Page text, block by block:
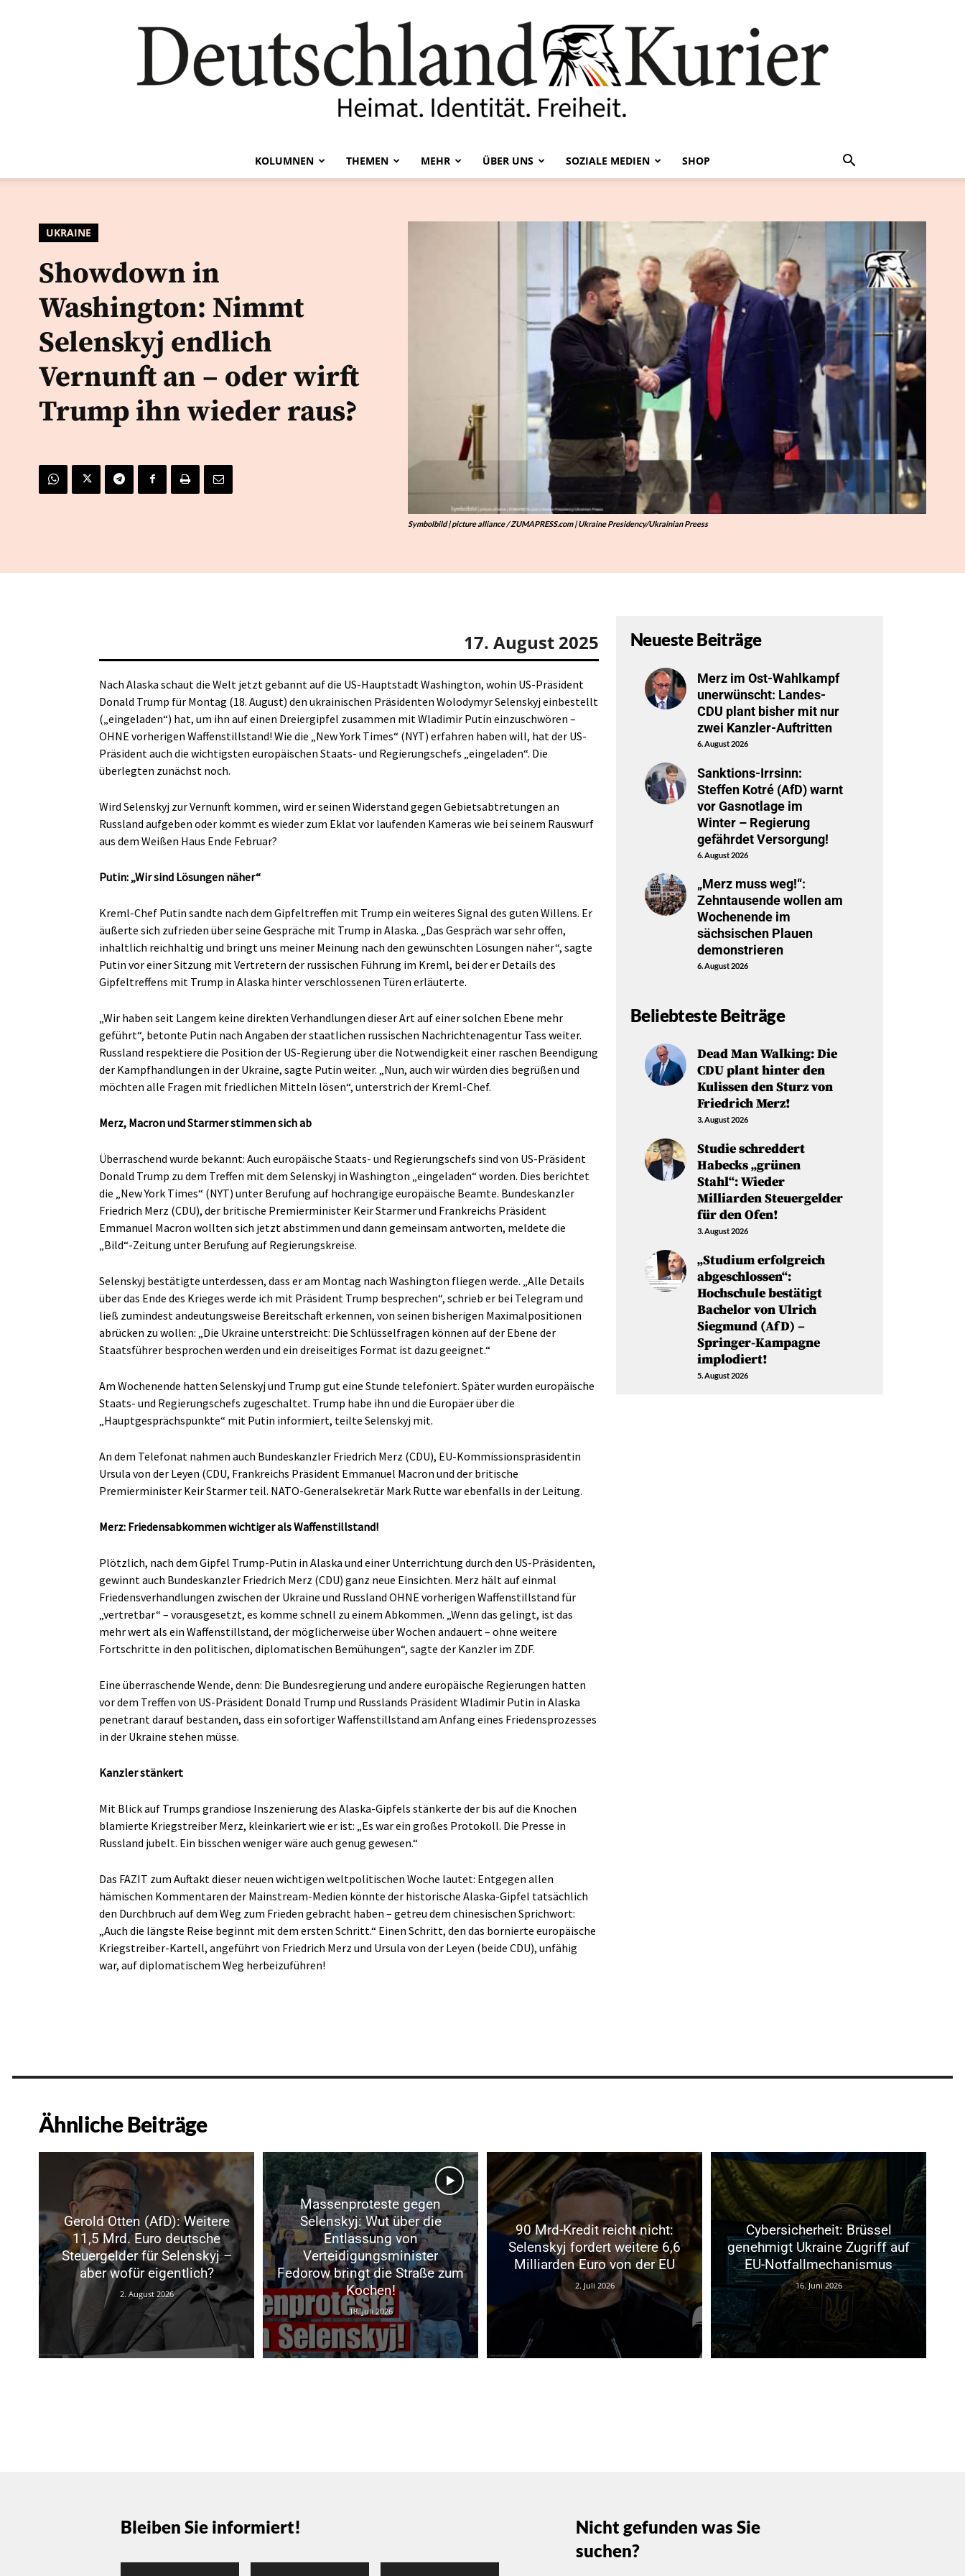
KOLUMNEN THEMEN MEHR ÜBER UNS SOZIALE MEDIEN SHOP
UKRAINE
Showdown in
Washington: Nimmt
Selenskyj endlich
Vernunft an – oder wirft
Trump ihn wieder raus?
Symbolbild | picture alliance / ZUMAPRESS.com | Ukraine Presidency/Ukrainian Preess
17. August 2025
Nach Alaska schaut die Welt jetzt gebannt auf die US-Hauptstadt Washington, wohin US-Präsident
Donald Trump für Montag (18. August) den ukrainischen Präsidenten Wolodymyr Selenskyj einbestellt
(„eingeladen“) hat, um ihn auf einen Dreiergipfel zusammen mit Wladimir Putin einzuschwören –
OHNE vorherigen Waffenstillstand! Wie die „New York Times“ (NYT) erfahren haben will, hat der US-
Präsident auch die wichtigsten europäischen Staats- und Regierungschefs „eingeladen“. Die
überlegten zunächst noch.
Wird Selenskyj zur Vernunft kommen, wird er seinen Widerstand gegen Gebietsabtretungen an
Russland aufgeben oder kommt es wieder zum Eklat vor laufenden Kameras wie bei seinem Rauswurf
aus dem Weißen Haus Ende Februar?
Putin: „Wir sind Lösungen näher“
Kreml-Chef Putin sandte nach dem Gipfeltreffen mit Trump ein weiteres Signal des guten Willens. Er
äußerte sich zufrieden über seine Gespräche mit Trump in Alaska. „Das Gespräch war sehr offen,
inhaltlich reichhaltig und bringt uns meiner Meinung nach den gewünschten Lösungen näher“, sagte
Putin vor einer Sitzung mit Vertretern der russischen Führung im Kreml, bei der er Details des
Gipfeltreffens mit Trump in Alaska hinter verschlossenen Türen erläuterte.
„Wir haben seit Langem keine direkten Verhandlungen dieser Art auf einer solchen Ebene mehr
geführt“, betonte Putin nach Angaben der staatlichen russischen Nachrichtenagentur Tass weiter.
Russland respektiere die Position der US-Regierung über die Notwendigkeit einer raschen Beendigung
der Kampfhandlungen in der Ukraine, sagte Putin weiter. „Nun, auch wir würden dies begrüßen und
möchten alle Fragen mit friedlichen Mitteln lösen“, unterstrich der Kreml-Chef.
Merz, Macron und Starmer stimmen sich ab
Überraschend wurde bekannt: Auch europäische Staats- und Regierungschefs sind von US-Präsident
Donald Trump zu dem Treffen mit dem Selenskyj in Washington „eingeladen“ worden. Dies berichtet
die „New York Times“ (NYT) unter Berufung auf hochrangige europäische Beamte. Bundeskanzler
Friedrich Merz (CDU), der britische Premierminister Keir Starmer und Frankreichs Präsident
Emmanuel Macron wollten sich jetzt abstimmen und dann gemeinsam antworten, meldete die
„Bild“-Zeitung unter Berufung auf Regierungskreise.
Selenskyj bestätigte unterdessen, dass er am Montag nach Washington fliegen werde. „Alle Details
über das Ende des Krieges werde ich mit Präsident Trump besprechen“, schrieb er bei Telegram und
ließ zumindest andeutungsweise Bereitschaft erkennen, von seinen bisherigen Maximalpositionen
abrücken zu wollen: „Die Ukraine unterstreicht: Die Schlüsselfragen können auf der Ebene der
Staatsführer besprochen werden und ein dreiseitiges Format ist dazu geeignet.“
Am Wochenende hatten Selenskyj und Trump gut eine Stunde telefoniert. Später wurden europäische
Staats- und Regierungschefs zugeschaltet. Trump habe ihn und die Europäer über die
„Hauptgesprächspunkte“ mit Putin informiert, teilte Selenskyj mit.
An dem Telefonat nahmen auch Bundeskanzler Friedrich Merz (CDU), EU-Kommissionspräsidentin
Ursula von der Leyen (CDU, Frankreichs Präsident Emmanuel Macron und der britische
Premierminister Keir Starmer teil. NATO-Generalsekretär Mark Rutte war ebenfalls in der Leitung.
Merz: Friedensabkommen wichtiger als Waffenstillstand!
Plötzlich, nach dem Gipfel Trump-Putin in Alaska und einer Unterrichtung durch den US-Präsidenten,
gewinnt auch Bundeskanzler Friedrich Merz (CDU) ganz neue Einsichten. Merz hält auf einmal
Friedensverhandlungen zwischen der Ukraine und Russland OHNE vorherigen Waffenstillstand für
„vertretbar“ – vorausgesetzt, es komme schnell zu einem Abkommen. „Wenn das gelingt, ist das
mehr wert als ein Waffenstillstand, der möglicherweise über Wochen andauert – ohne weitere
Fortschritte in den politischen, diplomatischen Bemühungen“, sagte der Kanzler im ZDF.
Eine überraschende Wende, denn: Die Bundesregierung und andere europäische Regierungen hatten
vor dem Treffen von US-Präsident Donald Trump und Russlands Präsident Wladimir Putin in Alaska
penetrant darauf bestanden, dass ein sofortiger Waffenstillstand am Anfang eines Friedensprozesses
in der Ukraine stehen müsse.
Kanzler stänkert
Mit Blick auf Trumps grandiose Inszenierung des Alaska-Gipfels stänkerte der bis auf die Knochen
blamierte Kriegstreiber Merz, kleinkariert wie er ist: „Es war ein großes Protokoll. Die Presse in
Russland jubelt. Ein bisschen weniger wäre auch genug gewesen.“
Das FAZIT zum Auftakt dieser neuen wichtigen weltpolitischen Woche lautet: Entgegen allen
hämischen Kommentaren der Mainstream-Medien könnte der historische Alaska-Gipfel tatsächlich
den Durchbruch auf dem Weg zum Frieden gebracht haben – getreu dem chinesischen Sprichwort:
„Auch die längste Reise beginnt mit dem ersten Schritt.“ Einen Schritt, den das bornierte europäische
Kriegstreiber-Kartell, angeführt von Friedrich Merz und Ursula von der Leyen (beide CDU), unfähig
war, auf diplomatischem Weg herbeizuführen!
Neueste Beiträge
Merz im Ost-Wahlkampf
unerwünscht: Landes-
CDU plant bisher mit nur
zwei Kanzler-Auftritten
6. August 2026
Sanktions-Irrsinn:
Steffen Kotré (AfD) warnt
vor Gasnotlage im
Winter – Regierung
gefährdet Versorgung!
6. August 2026
„Merz muss weg!“:
Zehntausende wollen am
Wochenende im
sächsischen Plauen
demonstrieren
6. August 2026
Beliebteste Beiträge
Dead Man Walking: Die
CDU plant hinter den
Kulissen den Sturz von
Friedrich Merz!
3. August 2026
Studie schreddert
Habecks „grünen
Stahl“: Wieder
Milliarden Steuergelder
für den Ofen!
3. August 2026
„Studium erfolgreich
abgeschlossen“:
Hochschule bestätigt
Bachelor von Ulrich
Siegmund (AfD) –
Springer-Kampagne
implodiert!
5. August 2026
Ähnliche Beiträge
Gerold Otten (AfD): Weitere
11,5 Mrd. Euro deutsche
Steuergelder für Selenskyj –
aber wofür eigentlich?
2. August 2026
Massenproteste gegen
Selenskyj: Wut über die
Entlassung von
Verteidigungsminister
Fedorow bringt die Straße zum
Kochen!
18. Juli 2026
90 Mrd-Kredit reicht nicht:
Selenskyj fordert weitere 6,6
Milliarden Euro von der EU
2. Juli 2026
Cybersicherheit: Brüssel
genehmigt Ukraine Zugriff auf
EU-Notfallmechanismus
16. Juni 2026
Bleiben Sie informiert!
Nicht gefunden was Sie
suchen?